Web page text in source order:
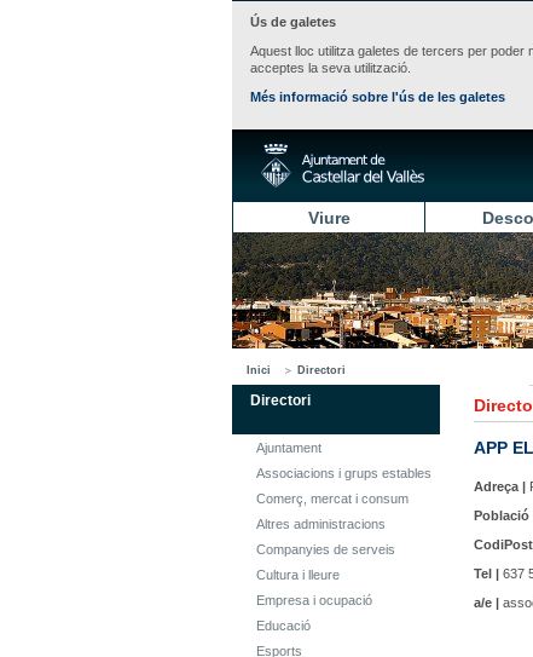
Ús de galetes
Aquest lloc utilitza galetes de tercers per
acceptes la seva utilització.
Més informació sobre l'ús de les galetes
Viure
Inici Directori
Directori
Ajuntament
Associacions i grups estables
Comerç, mercat i consum
Altres administracions
Companyies de serveis
Cultura i lleure
Empresa i ocupació
Educació
Esports
APP
Adreça |
Població
Tel | 637
a/e |